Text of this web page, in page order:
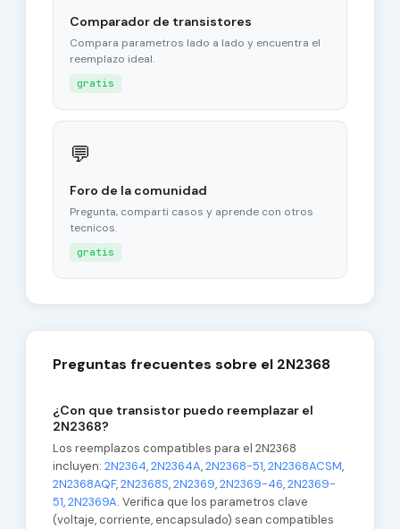
Comparador de transistores
Compara parametros lado a lado y encuentra el
reemplazo ideal.
gratis
💬
Foro de la comunidad
Pregunta, comparti casos y aprende con otros
tecnicos.
gratis
Preguntas frecuentes sobre el 2N2368
¿Con que transistor puedo reemplazar el
2N2368?
Los reemplazos compatibles para el 2N2368
incluyen: 2N2364,2N2364A,2N2368-51,2N2368ACSM,
2N2368AQF,2N2368S,2N2369,2N2369-46,2N2369-
51,2N2369A. Verifica que los parametros clave
(voltaje, corriente, encapsulado) sean compatibles